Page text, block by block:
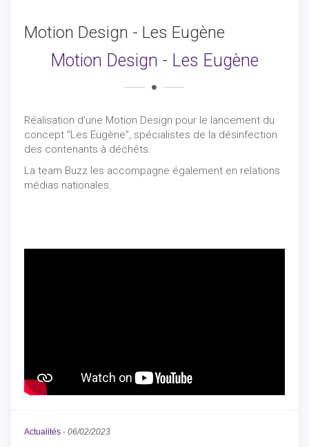
Motion Design - Les Eugène
Motion Design - Les Eugène
Réalisation d'une Motion Design pour le lancement du
concept "Les Eugène", spécialistes de la désinfection
des contenants à déchêts.
La team Buzz les accompagne également en relations
médias nationales.
Actualités - 06/02/2023